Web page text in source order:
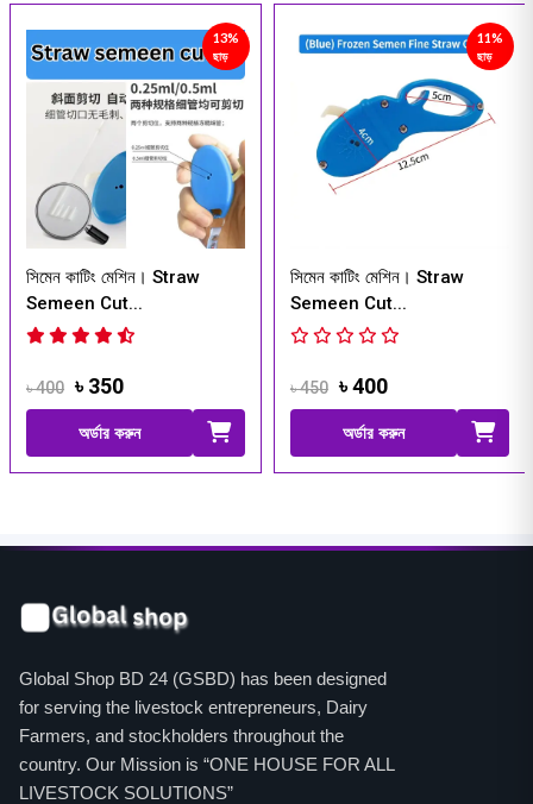
ছাড়
মেশিন। Straw
Cut...
350
11%
ছাড়
সিমেন কাটিং মেশিন। Straw
Semeen Cut...
৳ 400
Global Shop BD 24 (GSBD) has been designed
for serving the livestock entrepreneurs, Dairy
Farmers, and stockholders throughout the
country. Our Mission is “ONE HOUSE FOR ALL
LIVESTOCK SOLUTIONS”